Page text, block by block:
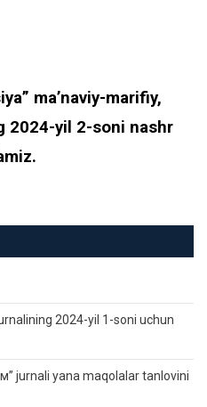
maʼnaviy-marifiy,
2024-yil 2-soni nashr
2024-yil 1-soni uchun
jurnali yana maqolalar tanlovini